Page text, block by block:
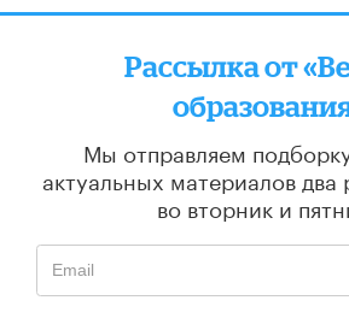
Рассылка от
Мы отправляем
актуальных материалов два
во вторник и